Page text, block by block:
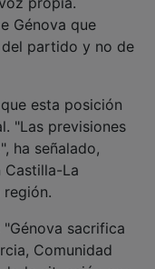
Génova que
partido y no de
"Las previsiones
ha señalado,
La
región.
Comunidad
la situación con